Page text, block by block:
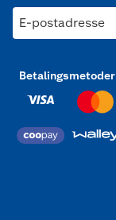
E-postadresse
Betalingsmetoder